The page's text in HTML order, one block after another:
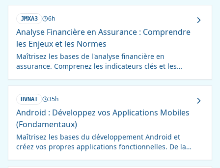
et pratique.
JMXA3 6h
Analyse Financière en Assurance : Comprendre
les Enjeux et les Normes
Maîtrisez les bases de l'analyse financière en
assurance. Comprenez les indicateurs clés et les
heures.
HVNAT 35h
Android : Développez vos Applications Mobiles
(Fondamentaux)
Maîtrisez les bases du développement Android et
créez vos propres applications fonctionnelles. De la